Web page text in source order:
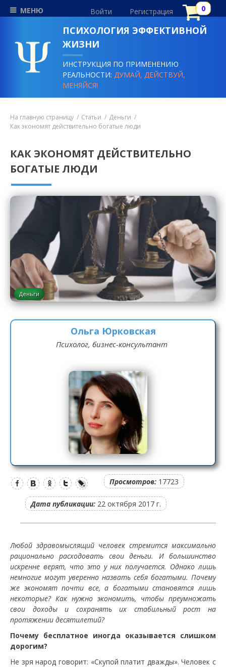
МЕНЮ Войти Регистрация
ПСИХОЛОГИЯ ЭФФЕКТИВНОЙ
ЖИЗНИ
ИНСТРУКЦИЯ ПО ПРИМЕНЕНИЮ
РЕАЛЬНОСТИ:ДУМАЙ, ДЕЙСТВУЙ,
МЕНЯЙСЯ!
На главную страницу Статьи
Деньги
Как экономят действительно богатые люди
КАК ЭКОНОМЯТ ДЕЙСТВИТЕЛЬНО
БОГАТЫЕ ЛЮДИ
Деньги
Ольга Юрковская
Психолог, бизнес-консультант
Просмотров: 17723
Дата публикации: 22 октября 2017 г.
Любой здравомыслящий человек стремится максимально
рационально расходовать свои деньги. И большинство
искренне верят, что это у них получается. Однако лишь
немногие могут уверенно назвать себя богатыми. Почему
же экономят почти все, а богатыми становятся лишь
некоторые? Как нужно экономить, чтобы преумножать
свои доходы и сохранять их стабильный рост на
протяжении десятилетий?
Почему бесплатное иногда оказывается слишком
дорогим?
Не зря народ говорит: «Скупой платит дважды». Человек с